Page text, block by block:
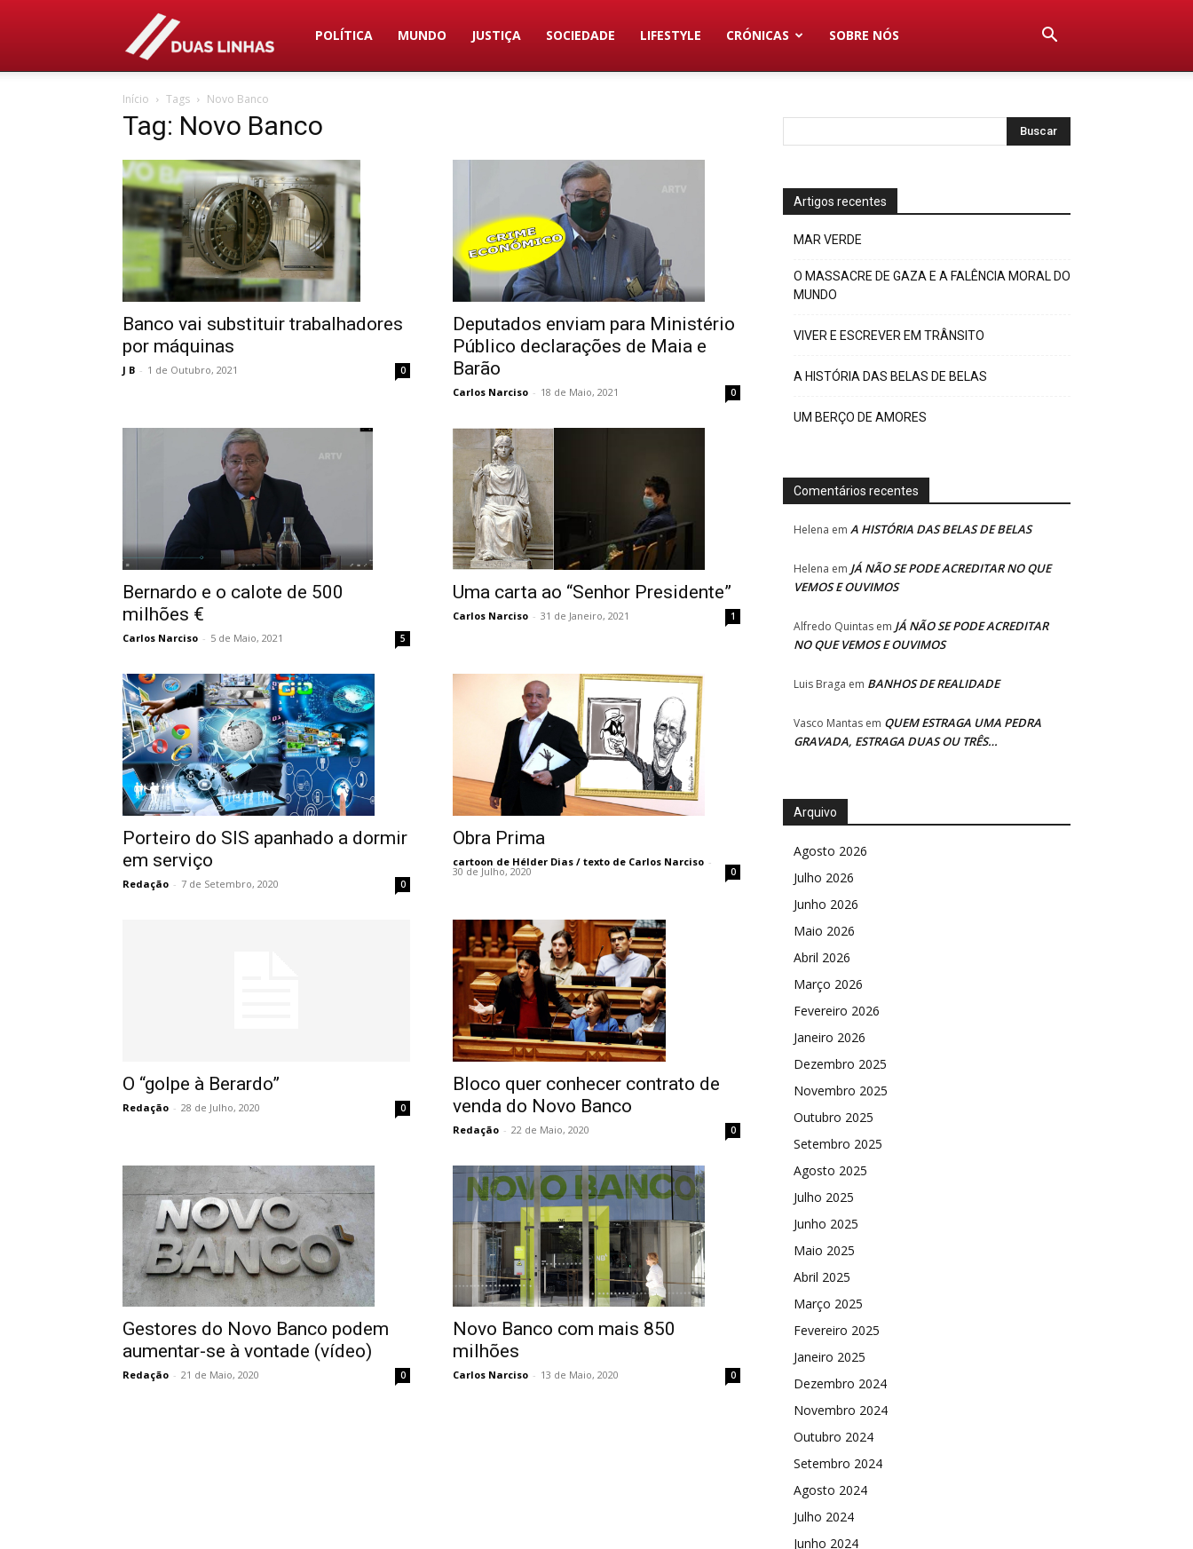
Duas
POLÍTICA MUNDO JUSTIÇA SOCIEDADE LIFESTYLE CRÓNICAS SOBRE NÓS
Início Tags Novo Banco
Tag: Novo Banco
Banco vai substituir trabalhadores
por máquinas
J B - 1 de Outubro, 2021 0
Deputados enviam para Ministério
Público declarações de Maia e
Barão
Carlos Narciso - 18 de Maio, 2021 0
Bernardo e o calote de 500
milhões €
Carlos Narciso - 5 de Maio, 2021 5
Uma carta ao “Senhor Presidente”
Carlos Narciso - 31 de Janeiro, 2021 1
Porteiro do SIS apanhado a dormir
em serviço
Redação - 7 de Setembro, 2020 0
Obra Prima
cartoon de Hélder Dias / texto de Carlos Narciso -
30 de Julho, 2020 0
O “golpe à Berardo”
Redação - 28 de Julho, 2020 0
Bloco quer conhecer contrato de
venda do Novo Banco
Redação - 22 de Maio, 2020 0
Gestores do Novo Banco podem
aumentar-se à vontade (vídeo)
Redação - 21 de Maio, 2020 0
Novo Banco com mais 850
milhões
Carlos Narciso - 13 de Maio, 2020 0
Artigos recentes
MAR VERDE
O MASSACRE DE GAZA E A FALÊNCIA MORAL DO
MUNDO
VIVER E ESCREVER EM TRÂNSITO
A HISTÓRIA DAS BELAS DE BELAS
UM BERÇO DE AMORES
Comentários recentes
Helena em A HISTÓRIA DAS BELAS DE BELAS
Helena em JÁ NÃO SE PODE ACREDITAR NO QUE
VEMOS E OUVIMOS
Alfredo Quintas em JÁ NÃO SE PODE ACREDITAR
NO QUE VEMOS E OUVIMOS
Luis Braga em BANHOS DE REALIDADE
Vasco Mantas em QUEM ESTRAGA UMA PEDRA
GRAVADA, ESTRAGA DUAS OU TRÊS…
Arquivo
Agosto 2026
Julho 2026
Junho 2026
Maio 2026
Abril 2026
Março 2026
Fevereiro 2026
Janeiro 2026
Dezembro 2025
Novembro 2025
Outubro 2025
Setembro 2025
Agosto 2025
Julho 2025
Junho 2025
Maio 2025
Abril 2025
Março 2025
Fevereiro 2025
Janeiro 2025
Dezembro 2024
Novembro 2024
Outubro 2024
Setembro 2024
Agosto 2024
Julho 2024
Junho 2024